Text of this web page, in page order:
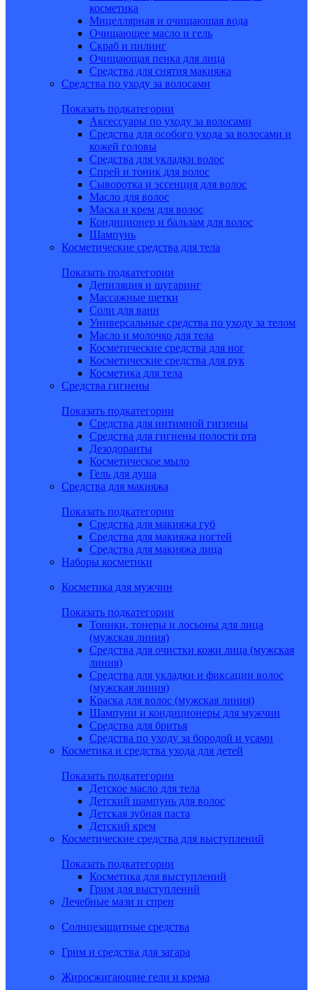
косметика
Мицеллярная и очищающая вода
Очищающее масло и гель
Скраб и пилинг
Очищающая пенка для лица
Средства для снятия макияжа
Средства по уходу за волосами
Показать подкатегории
Аксессуары по уходу за волосами
Средства для особого ухода за волосами и
кожей головы
Средства для укладки волос
Спрей и тоник для волос
Сыворотка и эссенция для волос
Масло для волос
Маска и крем для волос
Кондиционер и бальзам для волос
Шампунь
Косметические средства для тела
Показать подкатегории
Депиляция и шугаринг
Массажные щетки
Соли для ванн
Универсальные средства по уходу за телом
Масло и молочко для тела
Косметические средства для ног
Косметические средства для рук
Косметика для тела
Средства гигиены
Показать подкатегории
Средства для интимной гигиены
Средства для гигиены полости рта
Дезодоранты
Косметическое мыло
Гель для душа
Средства для макияжа
Показать подкатегории
Средства для макияжа губ
Средства для макияжа ногтей
Средства для макияжа лица
Наборы косметики
Косметика для мужчин
Показать подкатегории
Тоники, тонеры и лосьоны для лица
(мужская линия)
Средства для очистки кожи лица (мужская
линия)
Средства для укладки и фиксации волос
(мужская линия)
Краска для волос (мужская линия)
Шампуни и кондиционеры для мужчин
Средства для бритья
Средства по уходу за бородой и усами
Косметика и средства ухода для детей
Показать подкатегории
Детское масло для тела
Детский шампунь для волос
Детская зубная паста
Детский крем
Косметические средства для выступлений
Показать подкатегории
Косметика для выступлений
Грим для выступлений
Лечебные мази и спреи
Солнцезащитные средства
Грим и средства для загара
Жиросжигающие гели и крема